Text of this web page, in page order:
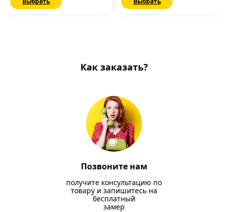
Как заказать?
Позвоните нам
получите консультацию по
товару и запишитесь на
бесплатный
замер